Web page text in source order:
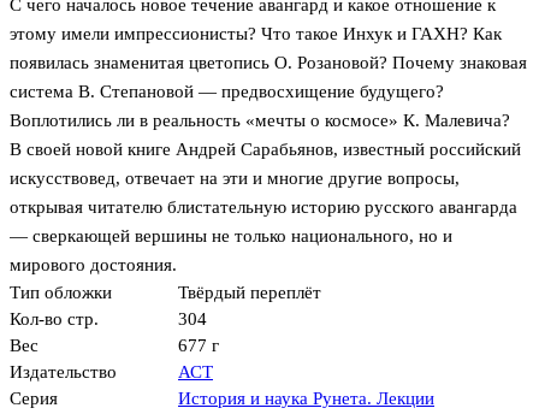
С чего началось новое течение авангард и какое отношение к
этому имели импрессионисты? Что такое Инхук и ГАХН? Как
появилась знаменитая цветопись О. Розановой? Почему знаковая
система В. Степановой — предвосхищение будущего?
Воплотились ли в реальность «мечты о космосе» К. Малевича?
В своей новой книге Андрей Сарабьянов, известный российский
искусствовед, отвечает на эти и многие другие вопросы,
открывая читателю блистательную историю русского авангарда
— сверкающей вершины не только национального, но и
мирового достояния.
Тип обложки
Твёрдый переплёт
Кол-во стр.
304
Вес
677 г
Издательство
АСТ
Серия
История и наука Рунета. Лекции